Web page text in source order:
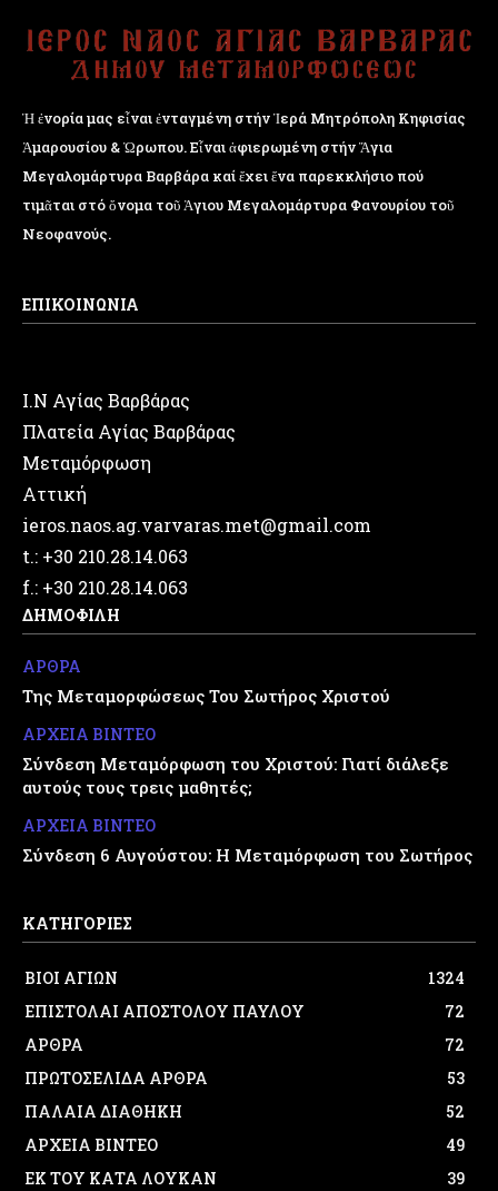
Ἡ ἐνορία μας εἶναι ἐνταγμένη στήν Ἱερά Μητρόπολη Κηφισίας
Ἁμαρουσίου & Ὠρωπου. Εἶναι ἀφιερωμένη στήν Ἅγια
Μεγαλομάρτυρα Βαρβάρα καί ἔχει ἕνα παρεκκλήσιο πού
τιμᾶται στό ὄνομα τοῦ Ἁγιου Μεγαλομάρτυρα Φανουρίου τοῦ
Νεοφανούς.
ΕΠΙΚΟΙΝΩΝΙΑ
Ι.Ν Αγίας Βαρβάρας
Πλατεία Αγίας Βαρβάρας
Μεταμόρφωση
Αττική
ieros.naos.ag.varvaras.met@gmail.com
t.: +30 210.28.14.063
f.: +30 210.28.14.063
ΔΗΜΟΦΙΛΗ
ΑΡΘΡΑ
Της Μεταμορφώσεως Του Σωτήρος Χριστού
ΑΡΧΕΙΑ ΒΙΝΤΕΟ
Σύνδεση Μεταμόρφωση του Χριστού: Γιατί διάλεξε
αυτούς τους τρεις μαθητές;
ΑΡΧΕΙΑ ΒΙΝΤΕΟ
Σύνδεση 6 Αυγούστου: Η Μεταμόρφωση του Σωτήρος
ΚΑΤΗΓΟΡΙΕΣ
ΒΙΟΙ ΑΓΙΩΝ
1324
ΕΠΙΣΤΟΛΑΙ ΑΠΟΣΤΟΛΟΥ ΠΑΥΛΟΥ
72
ΑΡΘΡΑ
72
ΠΡΩΤΟΣΕΛΙΔΑ ΑΡΘΡΑ
53
ΠΑΛΑΙΑ ΔΙΑΘΗΚΗ
52
ΑΡΧΕΙΑ ΒΙΝΤΕΟ
49
ΕΚ ΤΟΥ ΚΑΤΑ ΛΟΥΚΑΝ
39